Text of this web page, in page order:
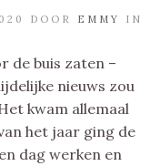
DOOR EMMY
IN
de buis zaten –
nieuws zou
kwam allemaal
het jaar ging de
dag werken en